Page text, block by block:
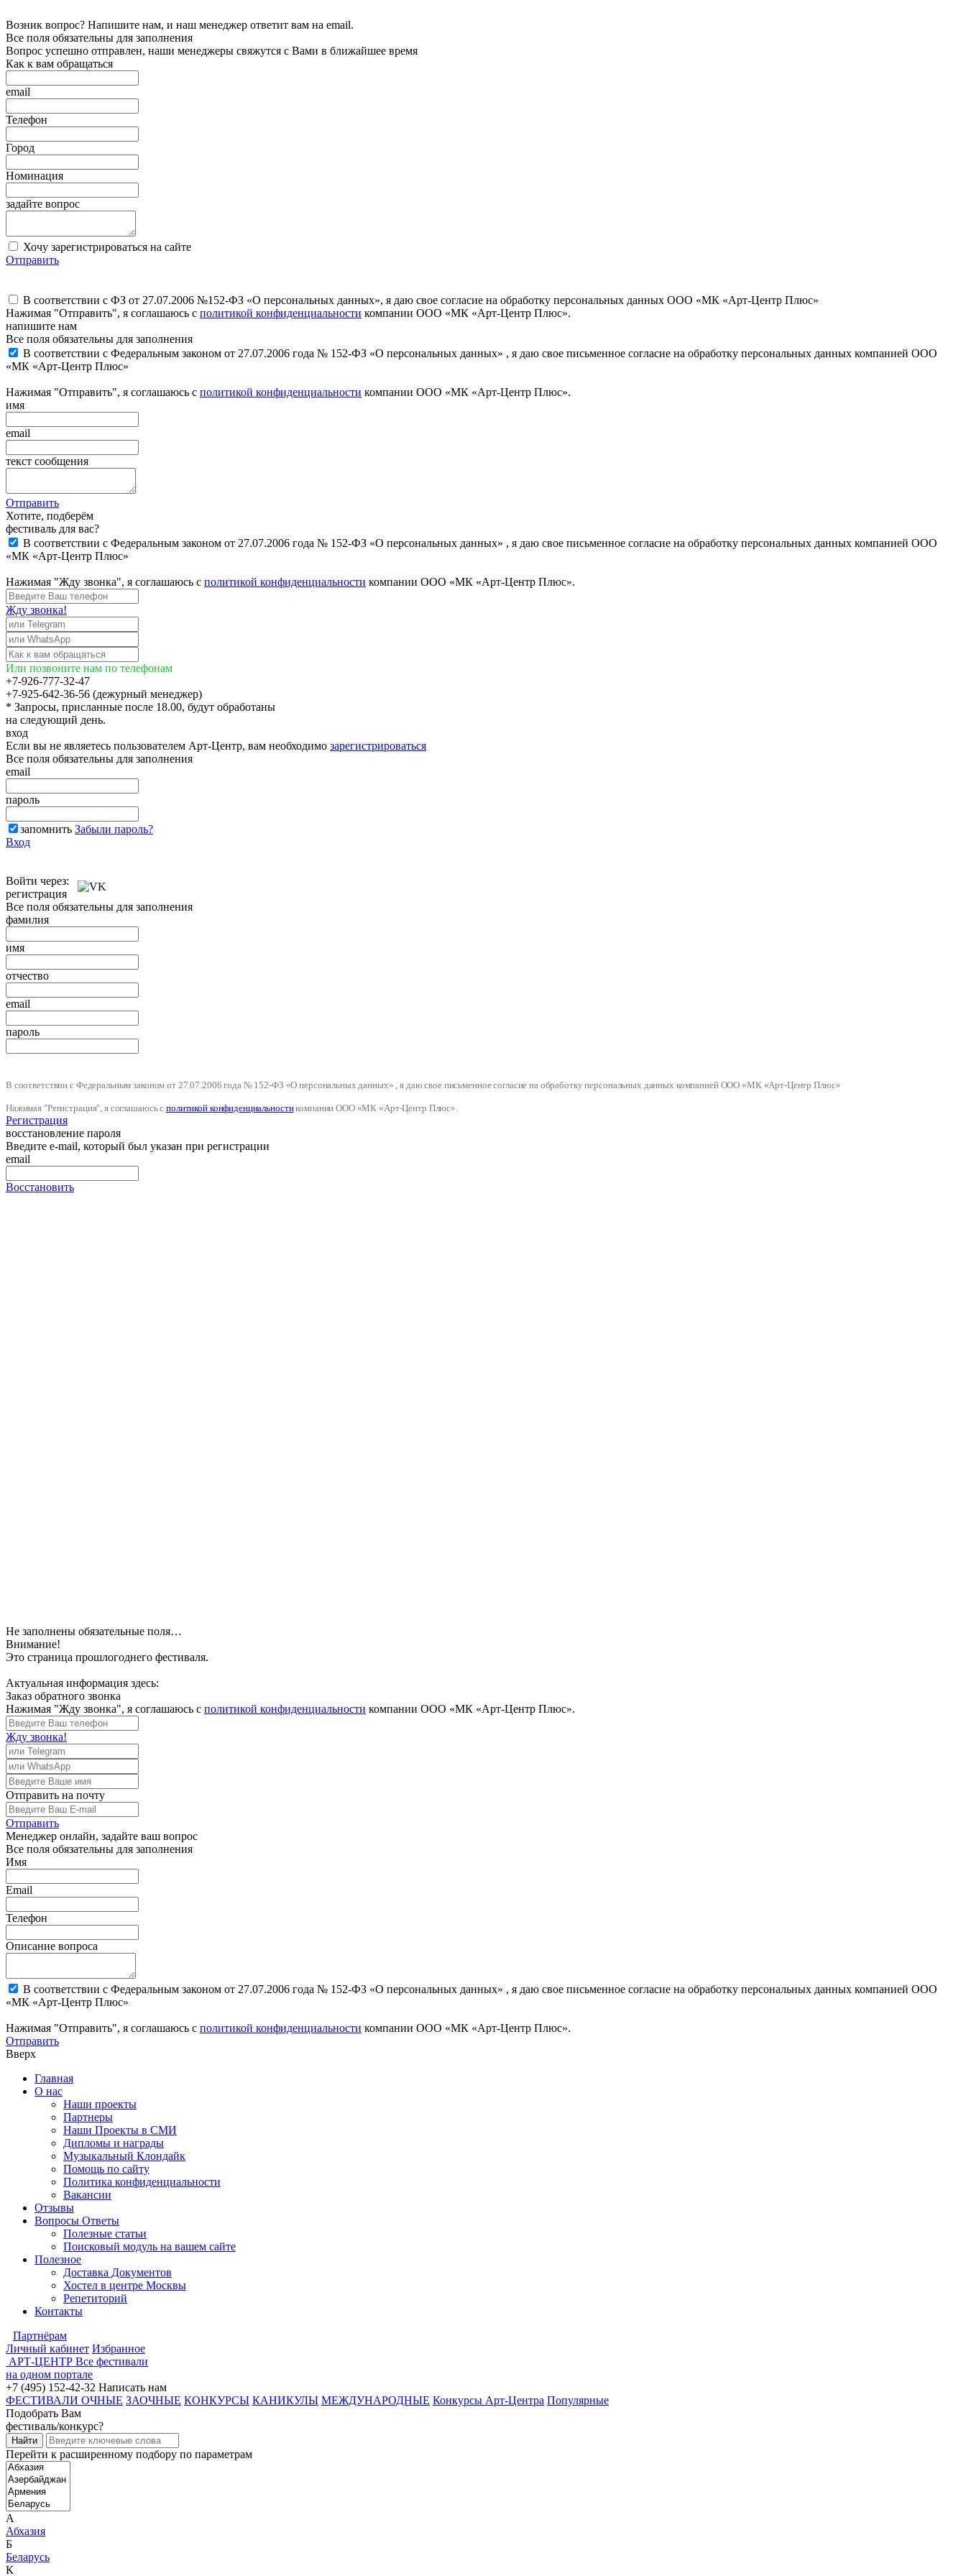
Возник вопрос? Напишите нам, и наш менеджер ответит вам на email.
Все поля обязательны для заполнения
Вопрос успешно отправлен, наши менеджеры свяжутся с Вами в ближайшее время
Как к вам обращаться
email
Телефон
Город
Номинация
задайте вопрос
Хочу зарегистрироваться на сайте
Отправить
В соответствии с ФЗ от 27.07.2006 №152-ФЗ «О персональных данных», я даю свое согласие на обработку персональных данных ООО «МК «Арт-Центр Плюс»
Нажимая "Отправить", я соглашаюсь с политикой конфиденциальности компании ООО «МК «Арт-Центр Плюс».
напишите нам
Все поля обязательны для заполнения
В соответствии с Федеральным законом от 27.07.2006 года № 152-ФЗ «О персональных данных» , я даю свое письменное согласие на обработку персональных данных компанией ООО
«МК «Арт-Центр Плюс»
Нажимая "Отправить", я соглашаюсь с политикой конфиденциальности компании ООО «МК «Арт-Центр Плюс».
имя
email
текст сообщения
Отправить
Хотите, подберём
фестиваль для вас?
В соответствии с Федеральным законом от 27.07.2006 года № 152-ФЗ «О персональных данных» , я даю свое письменное согласие на обработку персональных данных компанией ООО
«МК «Арт-Центр Плюс»
Нажимая "Жду звонка", я соглашаюсь с политикой конфиденциальности компании ООО «МК «Арт-Центр Плюс».
Жду звонка!
Или позвоните нам по телефонам
+7-926-777-32-47
+7-925-642-36-56 (дежурный менеджер)
* Запросы, присланные после 18.00, будут обработаны
на следующий день.
вход
Если вы не являетесь пользователем Арт-Центр, вам необходимо зарегистрироваться
Все поля обязательны для заполнения
email
пароль
запомнить Забыли пароль?
Вход
Войти через:
регистрация
Все поля обязательны для заполнения
фамилия
имя
отчество
email
пароль
В соответствии с Федеральным законом от 27.07.2006 года № 152-ФЗ «О персональных данных» , я даю свое письменное согласие на обработку персональных данных компанией ООО «МК «Арт-Центр Плюс»
Нажимая "Регистрация", я соглашаюсь сполитикой конфиденциальностикомпании ООО «МК «Арт-Центр Плюс».
Регистрация
восстановление пароля
Введите e-mail, который был указан при регистрации
email
Восстановить
Не заполнены обязательные поля…
Внимание!
Это страница прошлогоднего фестиваля.
Актуальная информация здесь:
Заказ обратного звонка
Нажимая "Жду звонка", я соглашаюсь с политикой конфиденциальности компании ООО «МК «Арт-Центр Плюс».
Жду звонка!
Отправить на почту
Отправить
Менеджер онлайн, задайте ваш вопрос
Все поля обязательны для заполнения
Имя
Email
Телефон
Описание вопроса
В соответствии с Федеральным законом от 27.07.2006 года № 152-ФЗ «О персональных данных» , я даю свое письменное согласие на обработку персональных данных компанией ООО
«МК «Арт-Центр Плюс»
Нажимая "Отправить", я соглашаюсь с политикой конфиденциальности компании ООО «МК «Арт-Центр Плюс».
Отправить
Вверх
Главная
О нас
Наши проекты
Партнеры
Наши Проекты в СМИ
Дипломы и награды
Музыкальный Клондайк
Помощь по сайту
Политика конфиденциальности
Вакансии
Отзывы
Вопросы Ответы
Полезные статьи
Поисковый модуль на вашем сайте
Полезное
Доставка Документов
Хостел в центре Москвы
Репетиторий
Контакты
Партнёрам
Личный кабинет Избранное
АРТ-ЦЕНТР Все фестивали
на одном портале
+7 (495) 152-42-32 Написать нам
ФЕСТИВАЛИ ОЧНЫЕ ЗАОЧНЫЕ КОНКУРСЫ КАНИКУЛЫ МЕЖДУНАРОДНЫЕ Конкурсы Арт-Центра Популярные
Подобрать Вам
фестиваль/конкурс?
Перейти к расширенному подбору по параметрам
А
Абхазия
Б
Беларусь
К